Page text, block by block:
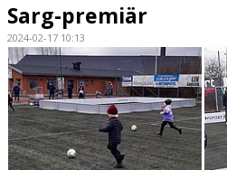
DOKUMENT
KONTAKT
Sarg-premiär
2024-02-17 10:13